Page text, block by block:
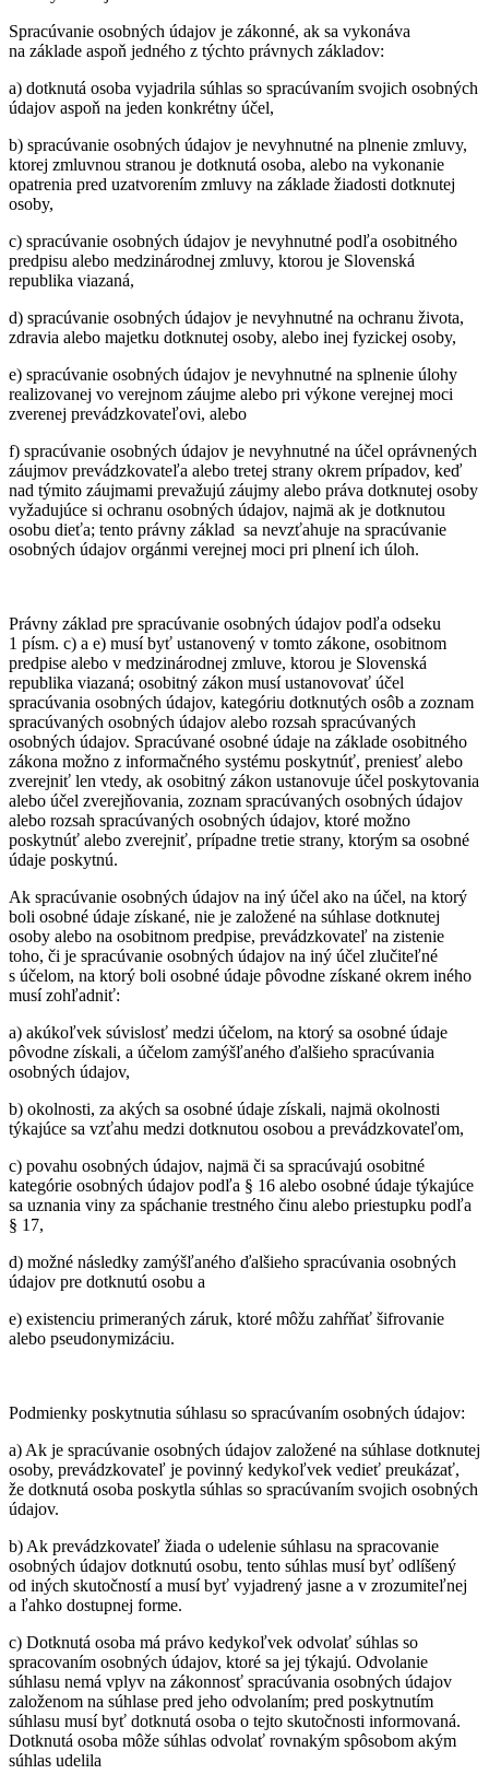
Spracúvanie osobných údajov je zákonné, ak sa vykonáva
na základe aspoň jedného z týchto právnych základov:
a) dotknutá osoba vyjadrila súhlas so spracúvaním svojich osobných
údajov aspoň na jeden konkrétny účel,
b) spracúvanie osobných údajov je nevyhnutné na plnenie zmluvy,
ktorej zmluvnou stranou je dotknutá osoba, alebo na vykonanie
opatrenia pred uzatvorením zmluvy na základe žiadosti dotknutej
osoby,
c) spracúvanie osobných údajov je nevyhnutné podľa osobitného
predpisu alebo medzinárodnej zmluvy, ktorou je Slovenská
republika viazaná,
d) spracúvanie osobných údajov je nevyhnutné na ochranu života,
zdravia alebo majetku dotknutej osoby, alebo inej fyzickej osoby,
e) spracúvanie osobných údajov je nevyhnutné na splnenie úlohy
realizovanej vo verejnom záujme alebo pri výkone verejnej moci
zverenej prevádzkovateľovi, alebo
f) spracúvanie osobných údajov je nevyhnutné na účel oprávnených
záujmov prevádzkovateľa alebo tretej strany okrem prípadov, keď
nad týmito záujmami prevažujú záujmy alebo práva dotknutej osoby
vyžadujúce si ochranu osobných údajov, najmä ak je dotknutou
osobu dieťa; tento právny základ sa nevzťahuje na spracúvanie
osobných údajov orgánmi verejnej moci pri plnení ich úloh.
Právny základ pre spracúvanie osobných údajov podľa odseku
1 písm. c) a e) musí byť ustanovený v tomto zákone, osobitnom
predpise alebo v medzinárodnej zmluve, ktorou je Slovenská
republika viazaná; osobitný zákon musí ustanovovať účel
spracúvania osobných údajov, kategóriu dotknutých osôb a zoznam
spracúvaných osobných údajov alebo rozsah spracúvaných
osobných údajov. Spracúvané osobné údaje na základe osobitného
zákona možno z informačného systému poskytnúť, preniesť alebo
zverejniť len vtedy, ak osobitný zákon ustanovuje účel poskytovania
alebo účel zverejňovania, zoznam spracúvaných osobných údajov
alebo rozsah spracúvaných osobných údajov, ktoré možno
poskytnúť alebo zverejniť, prípadne tretie strany, ktorým sa osobné
údaje poskytnú.
Ak spracúvanie osobných údajov na iný účel ako na účel, na ktorý
boli osobné údaje získané, nie je založené na súhlase dotknutej
osoby alebo na osobitnom predpise, prevádzkovateľ na zistenie
toho, či je spracúvanie osobných údajov na iný účel zlučiteľné
s účelom, na ktorý boli osobné údaje pôvodne získané okrem iného
musí zohľadniť:
a) akúkoľvek súvislosť medzi účelom, na ktorý sa osobné údaje
pôvodne získali, a účelom zamýšľaného ďalšieho spracúvania
osobných údajov,
b) okolnosti, za akých sa osobné údaje získali, najmä okolnosti
týkajúce sa vzťahu medzi dotknutou osobou a prevádzkovateľom,
c) povahu osobných údajov, najmä či sa spracúvajú osobitné
kategórie osobných údajov podľa § 16 alebo osobné údaje týkajúce
sa uznania viny za spáchanie trestného činu alebo priestupku podľa
§ 17,
d) možné následky zamýšľaného ďalšieho spracúvania osobných
údajov pre dotknutú osobu a
e) existenciu primeraných záruk, ktoré môžu zahŕňať šifrovanie
alebo pseudonymizáciu.
Podmienky poskytnutia súhlasu so spracúvaním osobných údajov:
a) Ak je spracúvanie osobných údajov založené na súhlase dotknutej
osoby, prevádzkovateľ je povinný kedykoľvek vedieť preukázať,
že dotknutá osoba poskytla súhlas so spracúvaním svojich osobných
údajov.
b) Ak prevádzkovateľ žiada o udelenie súhlasu na spracovanie
osobných údajov dotknutú osobu, tento súhlas musí byť odlíšený
od iných skutočností a musí byť vyjadrený jasne a v zrozumiteľnej
a ľahko dostupnej forme.
c) Dotknutá osoba má právo kedykoľvek odvolať súhlas so
spracovaním osobných údajov, ktoré sa jej týkajú. Odvolanie
súhlasu nemá vplyv na zákonnosť spracúvania osobných údajov
založenom na súhlase pred jeho odvolaním; pred poskytnutím
súhlasu musí byť dotknutá osoba o tejto skutočnosti informovaná.
Dotknutá osoba môže súhlas odvolať rovnakým spôsobom akým
súhlas udelila